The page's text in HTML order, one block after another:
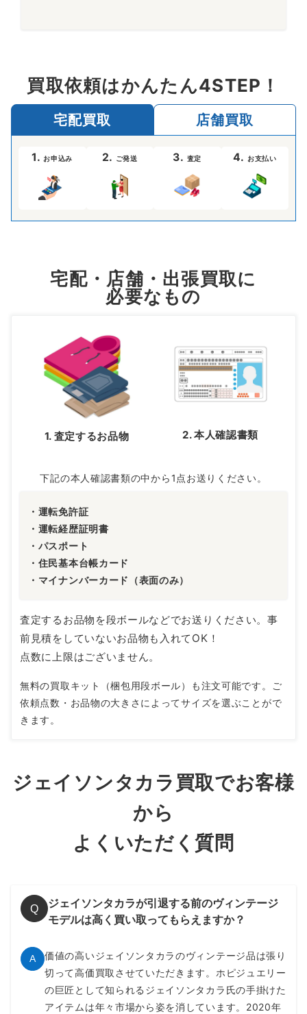
買取依頼はかんたん4STEP！
宅配買取 店舗買取
1.お申込み 2. ご発送 3. 査定 4. お支払い
宅配・店舗・出張買取に
必要なもの
1. 査定するお品物 2. 本人確認書類
下記の本人確認書類の中から1点お送りください。
・運転免許証
・運転経歴証明書
・パスポート
・住民基本台帳カード
・マイナンバーカード（表面のみ）
査定するお品物を段ボールなどでお送りください。事
前見積をしていないお品物も入れてOK！
点数に上限はございません。
無料の買取キット（梱包用段ボール）も注文可能です。ご
依頼点数・お品物の大きさによってサイズを選ぶことがで
きます。
ジェイソンタカラ買取でお客様
から
よくいただく質問
Q
ジェイソンタカラが引退する前のヴィンテージ
モデルは高く買い取ってもらえますか？
A
価値の高いジェイソンタカラのヴィンテージ品は張り
切って高価買取させていただきます。ホピジュエリー
の巨匠として知られるジェイソンタカラ氏の手掛けた
アイテムは年々市場から姿を消しています。2020年